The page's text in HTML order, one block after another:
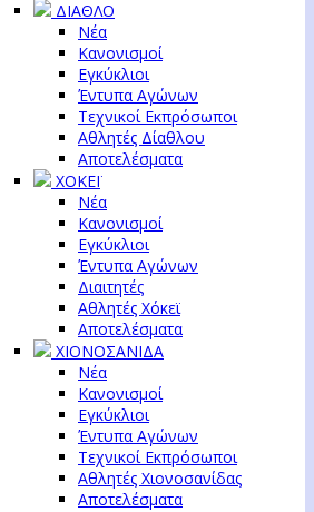
ΔΙΑΘΛΟ
Νέα
Κανονισμοί
Εγκύκλιοι
Έντυπα Αγώνων
Τεχνικοί Εκπρόσωποι
Αθλητές Δίαθλου
Αποτελέσματα
ΧΟΚΕΪ
Νέα
Κανονισμοί
Εγκύκλιοι
Έντυπα Αγώνων
Διαιτητές
Αθλητές Χόκεϊ
Αποτελέσματα
ΧΙΟΝΟΣΑΝΙΔΑ
Νέα
Κανονισμοί
Εγκύκλιοι
Έντυπα Αγώνων
Τεχνικοί Εκπρόσωποι
Αθλητές Χιονοσανίδας
Αποτελέσματα